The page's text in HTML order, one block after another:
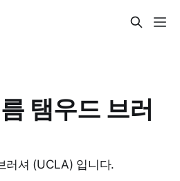
탬우드 브러
러셔 (UCLA) 입니다.